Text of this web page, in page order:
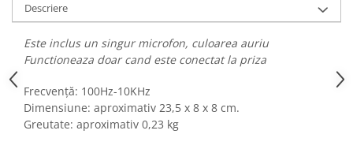
Purificatoare de aer
Bijuterii
Ceasuri barbatesti
Ceasuri dama
Cutii, curele si accesorii ceasuri
Descriere
Este inclus un singur microfon, culoarea auriu
Functioneaza doar cand este conectat la priza
Frecvență: 100Hz-10KHz
Dimensiune: aproximativ 23,5 x 8 x 8 cm.
Greutate: aproximativ 0,23 kg